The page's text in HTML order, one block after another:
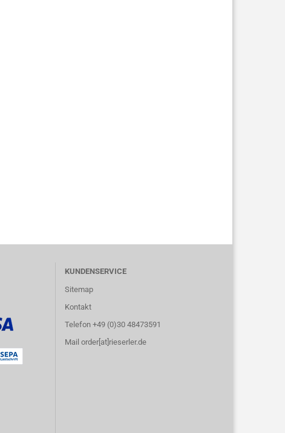
KUNDENSERVICE
Sitemap
Kontakt
Telefon +49 (0)30 48473591
Mail order[at]rieserler.de